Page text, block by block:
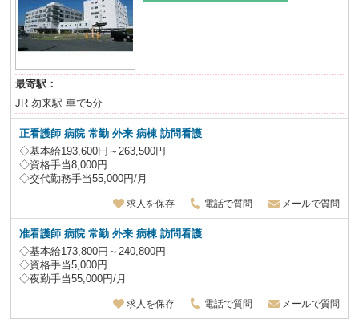
最寄駅：
JR 勿来駅 車で5分
正看護師 病院 常勤 外来 病棟 訪問看護
◇基本給193,600円～263,500円
◇資格手当8,000円
◇交代勤務手当55,000円/月
求人を保存 電話で質問 メールで質問
准看護師 病院 常勤 外来 病棟 訪問看護
◇基本給173,800円～240,800円
◇資格手当5,000円
◇夜勤手当55,000円/月
求人を保存 電話で質問 メールで質問